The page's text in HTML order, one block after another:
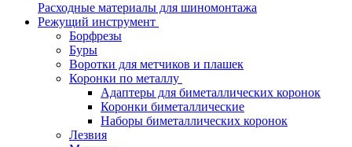
Расходные материалы для шиномонтажа
Режущий инструмент
Борфрезы
Буры
Воротки для метчиков и плашек
Коронки по металлу
Адаптеры для биметаллических коронок
Коронки биметаллические
Наборы биметаллических коронок
Лезвия